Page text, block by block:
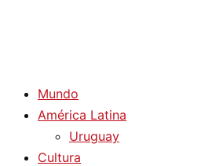
Mundo
América Latina
Uruguay
Cultura